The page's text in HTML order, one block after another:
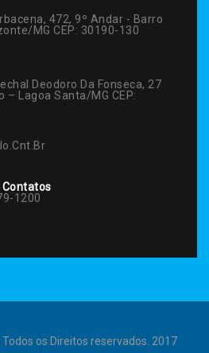
472, 9º Andar - Barro
MG CEP: 30190-130
Deodoro Da Fonseca, 27
– Lagoa Santa/MG CEP:
Contatos
1200
os Direitos reservados. 2017